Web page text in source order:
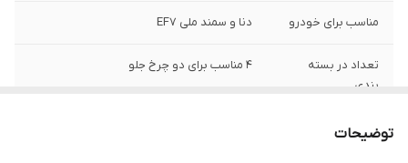
مناسب برای خودرو دنا و سمند ملی EF7
تعداد در بسته
بندی
4 مناسب برای دو چرخ جلو
توضیحات